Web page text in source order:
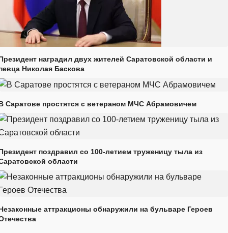
наградил двух жителей Саратовской области и
Николая Баскова
Саратове простятся с ветераном МЧС Абрамовичем
поздравил со 100-летием труженицу тыла из
области
аттракционы обнаружили на бульваре Героев